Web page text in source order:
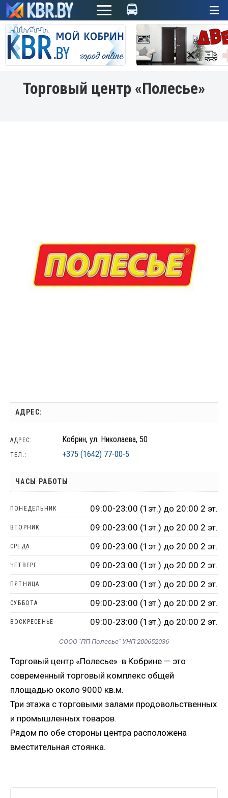
Торговый центр «Полесье»
АДРЕС:
АДРЕС: Кобрин, ул. Николаева, 50
ТЕЛ.: +375 (1642) 77-00-5
ЧАСЫ РАБОТЫ
ПОНЕДЕЛЬНИК 09:00-23:00 (1эт.) до 20:00 2 эт.
ВТОРНИК 09:00-23:00 (1эт.) до 20:00 2 эт.
СРЕДА 09:00-23:00 (1эт.) до 20:00 2 эт.
ЧЕТВЕРГ 09:00-23:00 (1эт.) до 20:00 2 эт.
ПЯТНИЦА 09:00-23:00 (1эт.) до 20:00 2 эт.
СУББОТА 09:00-23:00 (1эт.) до 20:00 2 эт.
ВОСКРЕСЕНЬЕ 09:00-23:00 (1эт.) до 20:00 2 эт.
СООО "ПП Полесье" УНП 200652036
Торговый центр «Полесье» в Кобрине — это
современный торговый комплекс общей
площадью около 9000 кв.м.
Три этажа с торговыми залами продовольственных
и промышленных товаров.
Рядом по обе стороны центра расположена
вместительная стоянка.